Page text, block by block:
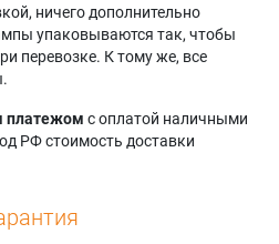
PT-
PT-
PT-
PT-
DW5700E (Single
Lamp)
Panasonic PT-FD570
Panasonic PT-
FD5700
ничего дополнительно
упаковываются так, чтобы
перевозке. К тому же, все
платежом с оплатой наличными
РФ стоимость доставки